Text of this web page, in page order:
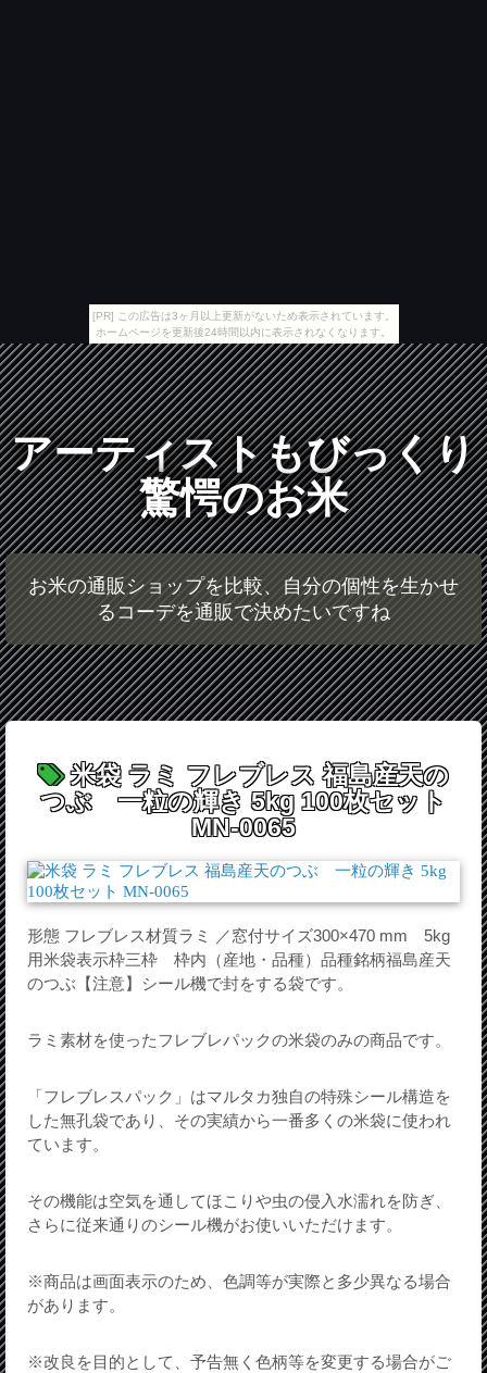
[PR] この広告は3ヶ月以上更新がないため表示されています。
ホームページを更新後24時間以内に表示されなくなります。
アーティストもびっくり
驚愕のお米
お米の通販ショップを比較、自分の個性を生かせ
るコーデを通販で決めたいですね
米袋 ラミ フレブレス 福島産天の
つぶ 一粒の輝き 5kg 100枚セット
MN-0065
形態 フレブレス材質ラミ ／窓付サイズ300×470 mm 5kg
用米袋表示枠三枠 枠内（産地・品種）品種銘柄福島産天
のつぶ【注意】シール機で封をする袋です。
ラミ素材を使ったフレブレパックの米袋のみの商品です。
「フレブレスパック」はマルタカ独自の特殊シール構造を
した無孔袋であり、その実績から一番多くの米袋に使われ
ています。
その機能は空気を通してほこりや虫の侵入水濡れを防ぎ、
さらに従来通りのシール機がお使いいただけます。
※商品は画面表示のため、色調等が実際と多少異なる場合
があります。
※改良を目的として、予告無く色柄等を変更する場合がご